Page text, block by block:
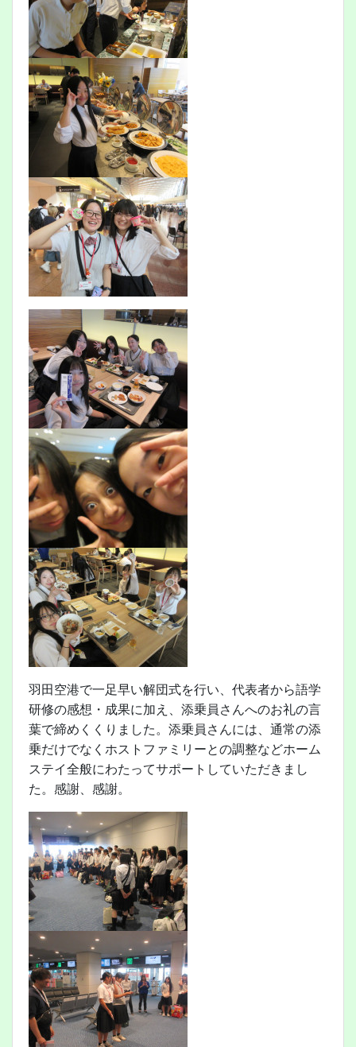
羽田空港で一足早い解団式を行い、代表者から語学
研修の感想・成果に加え、添乗員さんへのお礼の言
葉で締めくくりました。添乗員さんには、通常の添
乗だけでなくホストファミリーとの調整などホーム
ステイ全般にわたってサポートしていただきまし
た。感謝、感謝。